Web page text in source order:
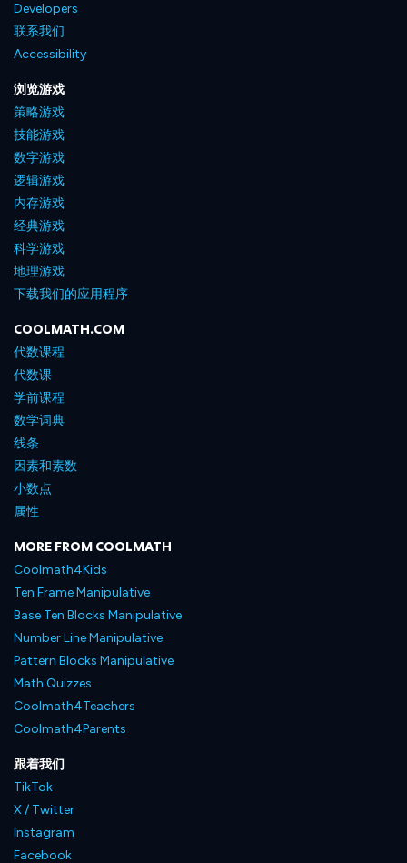
Developers
联系我们
Accessibility
浏览游戏
策略游戏
技能游戏
数字游戏
逻辑游戏
内存游戏
经典游戏
科学游戏
地理游戏
下载我们的应用程序
COOLMATH.COM
代数课程
代数课
学前课程
数学词典
线条
因素和素数
小数点
属性
MORE FROM COOLMATH
Coolmath4Kids
Ten Frame Manipulative
Base Ten Blocks Manipulative
Number Line Manipulative
Pattern Blocks Manipulative
Math Quizzes
Coolmath4Teachers
Coolmath4Parents
跟着我们
TikTok
X / Twitter
Instagram
Facebook